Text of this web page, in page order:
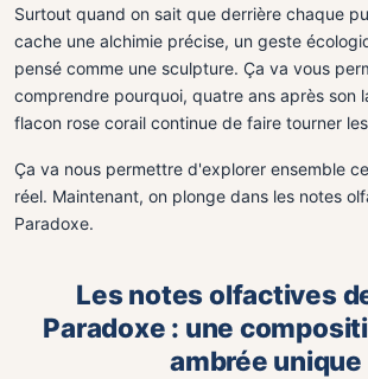
Surtout quand on sait que derrière chaque
cache une alchimie précise, un geste
pensé comme une sculpture. Ça va vous
comprendre pourquoi, quatre ans après son
flacon rose corail continue de faire tourner
Ça va nous permettre d'explorer ensemble
réel. Maintenant, on plonge dans les notes
Paradoxe.
Les notes olfactives
Paradoxe : une
ambrée unique